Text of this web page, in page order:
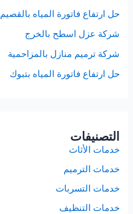
حل ارتفاع فاتورة المياه بالقصيم
شركة عزل اسطح بالخرج
شركة ترميم منازل بالمزاحمية
حل ارتفاع فاتورة المياه بتبوك
التصنيفات
خدمات الأثاث
خدمات الترميم
خدمات التسربات
خدمات التنظيف